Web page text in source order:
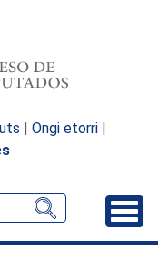
| Ongi etorri |